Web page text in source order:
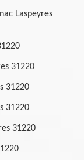
Laspeyres
31220
31220
31220
31220